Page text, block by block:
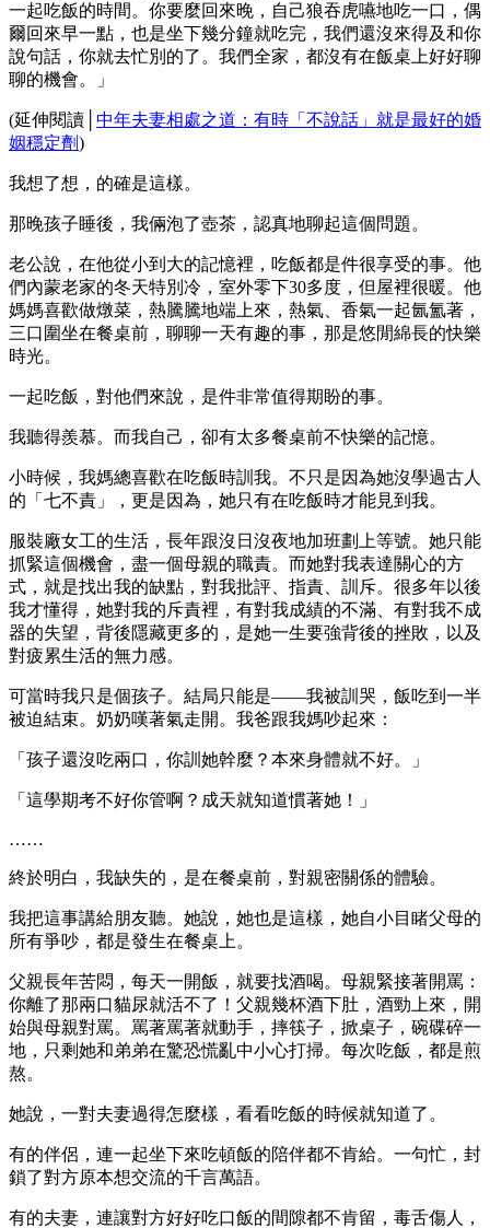
一起吃飯的時間。你要麼回來晚，自己狼吞虎嚥地吃一口，偶
爾回來早一點，也是坐下幾分鐘就吃完，我們還沒來得及和你
說句話，你就去忙別的了。我們全家，都沒有在飯桌上好好聊
聊的機會。」
(延伸閱讀│ 中年夫妻相處之道：有時「不說話」就是最好的婚
姻穩定劑)
我想了想，的確是這樣。
那晚孩子睡後，我倆泡了壺茶，認真地聊起這個問題。
老公說，在他從小到大的記憶裡，吃飯都是件很享受的事。他
們內蒙老家的冬天特別冷，室外零下30多度，但屋裡很暖。他
媽媽喜歡做燉菜，熱騰騰地端上來，熱氣、香氣一起氤氳著，
三口圍坐在餐桌前，聊聊一天有趣的事，那是悠閒綿長的快樂
時光。
一起吃飯，對他們來說，是件非常值得期盼的事。
我聽得羨慕。而我自己，卻有太多餐桌前不快樂的記憶。
小時候，我媽總喜歡在吃飯時訓我。不只是因為她沒學過古人
的「七不責」，更是因為，她只有在吃飯時才能見到我。
服裝廠女工的生活，長年跟沒日沒夜地加班劃上等號。她只能
抓緊這個機會，盡一個母親的職責。而她對我表達關心的方
式，就是找出我的缺點，對我批評、指責、訓斥。很多年以後
我才懂得，她對我的斥責裡，有對我成績的不滿、有對我不成
器的失望，背後隱藏更多的，是她一生要強背後的挫敗，以及
對疲累生活的無力感。
可當時我只是個孩子。結局只能是——我被訓哭，飯吃到一半
被迫結束。奶奶嘆著氣走開。我爸跟我媽吵起來：
「孩子還沒吃兩口，你訓她幹麼？本來身體就不好。」
「這學期考不好你管啊？成天就知道慣著她！」
……
終於明白，我缺失的，是在餐桌前，對親密關係的體驗。
我把這事講給朋友聽。她說，她也是這樣，她自小目睹父母的
所有爭吵，都是發生在餐桌上。
父親長年苦悶，每天一開飯，就要找酒喝。母親緊接著開罵：
你離了那兩口貓尿就活不了！父親幾杯酒下肚，酒勁上來，開
始與母親對罵。罵著罵著就動手，摔筷子，掀桌子，碗碟碎一
地，只剩她和弟弟在驚恐慌亂中小心打掃。每次吃飯，都是煎
熬。
她說，一對夫妻過得怎麼樣，看看吃飯的時候就知道了。
有的伴侶，連一起坐下來吃頓飯的陪伴都不肯給。一句忙，封
鎖了對方原本想交流的千言萬語。
有的夫妻，連讓對方好好吃口飯的間隙都不肯留，毒舌傷人，